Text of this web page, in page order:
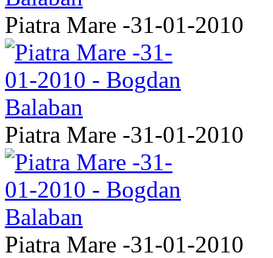
Piatra Mare -31-01-2010
Piatra Mare -31-01-2010
Piatra Mare -31-01-2010